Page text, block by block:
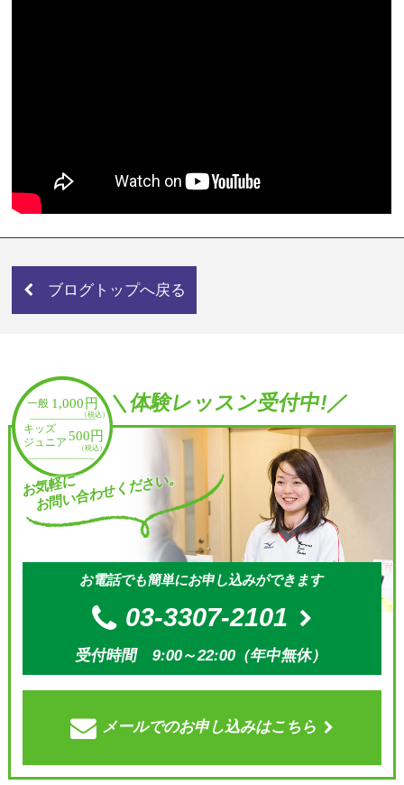
ブログトップへ戻る
＼体験レッスン受付中!／
お気軽に
お問い合わせください。
お電話でも簡単にお申し込みができます
03-3307-2101
受付時間 9:00～22:00（年中無休）
メールでのお申し込みはこちら